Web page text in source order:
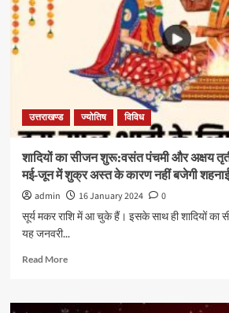
उत्तराखण्ड ज्योतिष विविध
शादियों का सीजन शुरू:वसंत पंचमी और अक्षय
मई-जून में शुक्र अस्त के कारण नहीं बजेगी शहनाई
admin 16 January 2024
0
सूर्य मकर राशि में आ चुके हैं। इसके साथ ही शादियों का
यह जनवरी...
Read More